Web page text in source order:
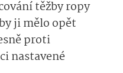
těžby ropy
ji mělo opět
proti
nastavené